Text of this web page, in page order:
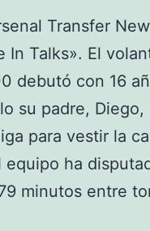
Transfer
In Talks». El
debutó con 16
su padre, Diego,
para vestir la
ha
minutos entre